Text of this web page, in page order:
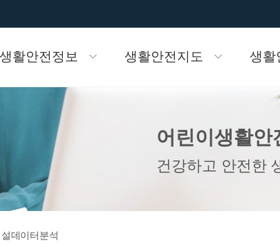
생활안전정보 생활안전지도 생활
어린이생활안
건강하고 안전한
데이터분석